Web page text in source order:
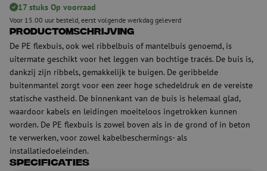
17 stuks Op voorraad
Voor 15.00 uur besteld, eerst volgende werkdag geleverd
Productomschrijving
De PE flexbuis, ook wel ribbelbuis of mantelbuis genoemd, is
uitermate geschikt voor het leggen van bochtige tracés. De buis is,
dankzij zijn ribbels, gemakkelijk te buigen. De geribbelde
buitenmantel zorgt voor een zeer hoge schedeldruk en de vereiste
statische vastheid. De binnenkant van de buis is helemaal glad,
waardoor kabels en leidingen moeiteloos ingetrokken kunnen
worden. De PE flexbuis is zowel boven als in de grond of in beton
te verwerken, voor zowel kabelbeschermings- als
installatiedoeleinden.
Specificaties